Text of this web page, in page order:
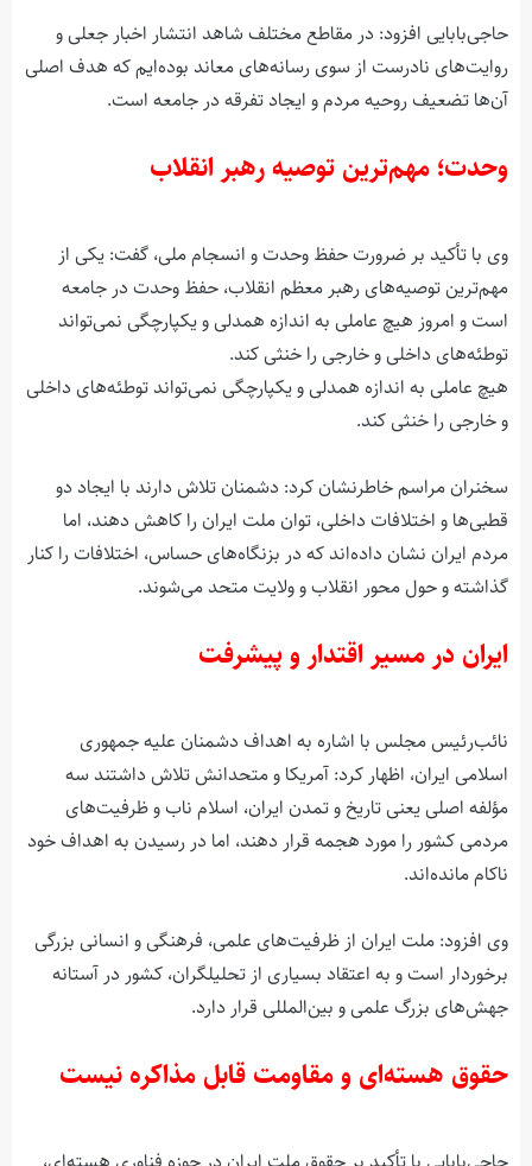
حاجی‌بابایی افزود: در مقاطع مختلف شاهد انتشار اخبار جعلی و
روایت‌های نادرست از سوی رسانه‌های معاند بوده‌ایم که هدف اصلی
آن‌ها تضعیف روحیه مردم و ایجاد تفرقه در جامعه است.
وحدت؛ مهم‌ترین توصیه رهبر انقلاب
وی با تأکید بر ضرورت حفظ وحدت و انسجام ملی، گفت: یکی از
مهم‌ترین توصیه‌های رهبر معظم انقلاب، حفظ وحدت در جامعه
است و امروز هیچ عاملی به اندازه همدلی و یکپارچگی نمی‌تواند
توطئه‌های داخلی و خارجی را خنثی کند.
هیچ عاملی به اندازه همدلی و یکپارچگی نمی‌تواند توطئه‌های داخلی
و خارجی را خنثی کند.
سخنران مراسم خاطرنشان کرد: دشمنان تلاش دارند با ایجاد دو
قطبی‌ها و اختلافات داخلی، توان ملت ایران را کاهش دهند، اما
مردم ایران نشان داده‌اند که در بزنگاه‌های حساس، اختلافات را کنار
گذاشته و حول محور انقلاب و ولایت متحد می‌شوند.
ایران در مسیر اقتدار و پیشرفت
نائب‌رئیس مجلس با اشاره به اهداف دشمنان علیه جمهوری
اسلامی ایران، اظهار کرد: آمریکا و متحدانش تلاش داشتند سه
مؤلفه اصلی یعنی تاریخ و تمدن ایران، اسلام ناب و ظرفیت‌های
مردمی کشور را مورد هجمه قرار دهند، اما در رسیدن به اهداف خود
ناکام مانده‌اند.
وی افزود: ملت ایران از ظرفیت‌های علمی، فرهنگی و انسانی بزرگی
برخوردار است و به اعتقاد بسیاری از تحلیلگران، کشور در آستانه
جهش‌های بزرگ علمی و بین‌المللی قرار دارد.
حقوق هسته‌ای و مقاومت قابل مذاکره نیست